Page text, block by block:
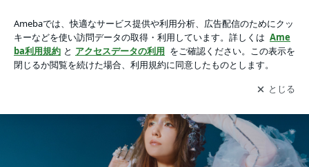
アプリをダウンロードして ブログの更新通知
を受け取りまし
ょう。
開く